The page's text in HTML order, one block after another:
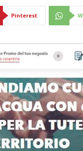
Pinterest